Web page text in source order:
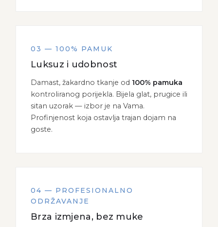
03 — 100% PAMUK
Luksuz i udobnost
Damast, žakardno tkanje od 100% pamuka
kontroliranog porijekla. Bijela glat, prugice ili
sitan uzorak — izbor je na Vama.
Profinjenost koja ostavlja trajan dojam na
goste.
04 — PROFESIONALNO
ODRŽAVANJE
Brza izmjena, bez muke